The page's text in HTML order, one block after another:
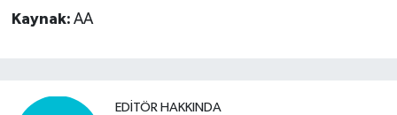
Kaynak: AA
EDITÖR HAKKINDA